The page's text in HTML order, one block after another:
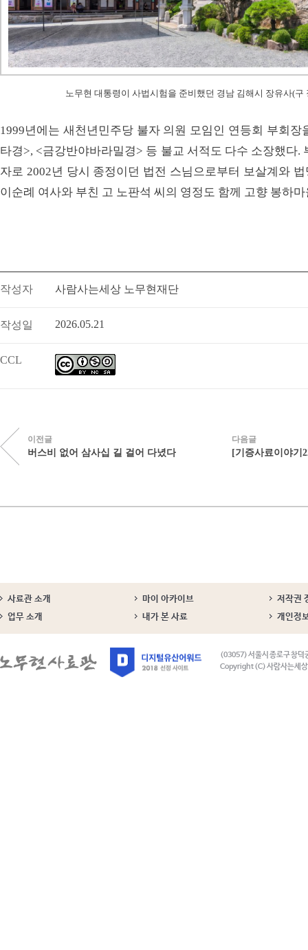
노무현 대통령이 사법시험을 준비했던 경남 김해시 장유사(
1999년에는 새천년민주당 불자 의원 모임인 연등회 부회
타경>, <금강반야바라밀경> 등 불교 서적도 다수 소장했다.
자로 2002년 당시 종정이던 법전 스님으로부터 보살계와
이순례 여사와 부친 고 노판석 씨의 영정도 함께 고향 봉하
작성자 사람사는세상 노무현재단
작성일 2026.05.21
CCL
이전글
버스비 없어 삼사십 길 걸어 다녔다
다음글
[기증사료이야기
사료관 소개 마이 아카이브
저작권
업무 소개
내가 본 사료 개인정
(03057) 서울시 종로구 창덕
Copyright (C) 사람사는세